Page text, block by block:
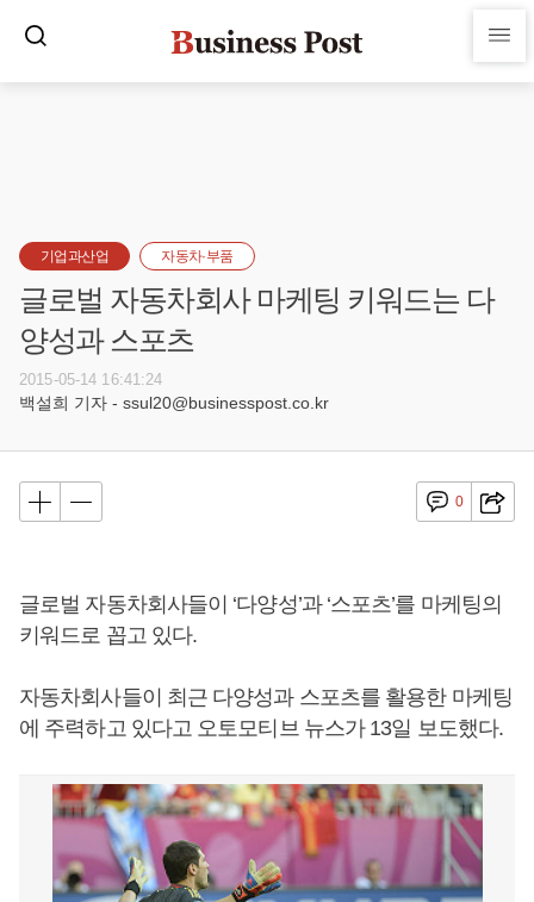
기업과산업 자동차·부품
글로벌 자동차회사 마케팅 키워드는 다
양성과 스포츠
2015-05-14 16:41:24
백설희 기자 - ssul20@businesspost.co.kr
0
글로벌 자동차회사들이 ‘다양성’과 ‘스포츠’를 마케팅의
키워드로 꼽고 있다.
자동차회사들이 최근 다양성과 스포츠를 활용한 마케팅
에 주력하고 있다고 오토모티브 뉴스가 13일 보도했다.